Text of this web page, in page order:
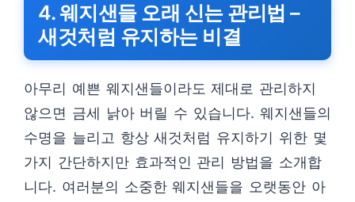
4. 웨지샌들 오래 신는 관리법 –
새것처럼 유지하는 비결
아무리 예쁜 웨지샌들이라도 제대로 관리하지
않으면 금세 낡아 버릴 수 있습니다. 웨지샌들의
수명을 늘리고 항상 새것처럼 유지하기 위한 몇
가지 간단하지만 효과적인 관리 방법을 소개합
니다. 여러분의 소중한 웨지샌들을 오랫동안 아